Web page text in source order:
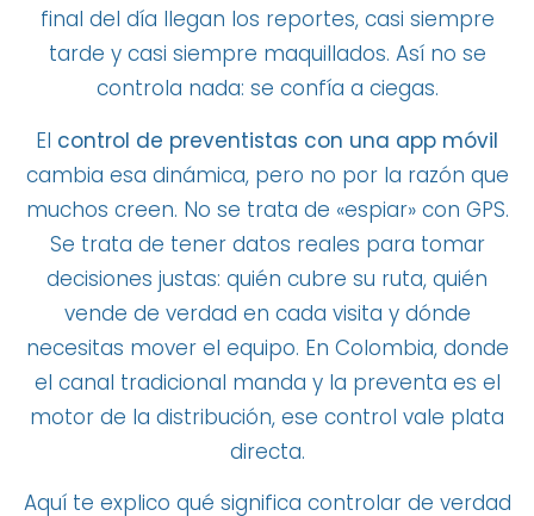
final del día llegan los reportes, casi siempre
tarde y casi siempre maquillados. Así no se
controla nada: se confía a ciegas.
El control de preventistas con una app móvil
cambia esa dinámica, pero no por la razón que
muchos creen. No se trata de «espiar» con GPS.
Se trata de tener datos reales para tomar
decisiones justas: quién cubre su ruta, quién
vende de verdad en cada visita y dónde
necesitas mover el equipo. En Colombia, donde
el canal tradicional manda y la preventa es el
motor de la distribución, ese control vale plata
directa.
Aquí te explico qué significa controlar de verdad